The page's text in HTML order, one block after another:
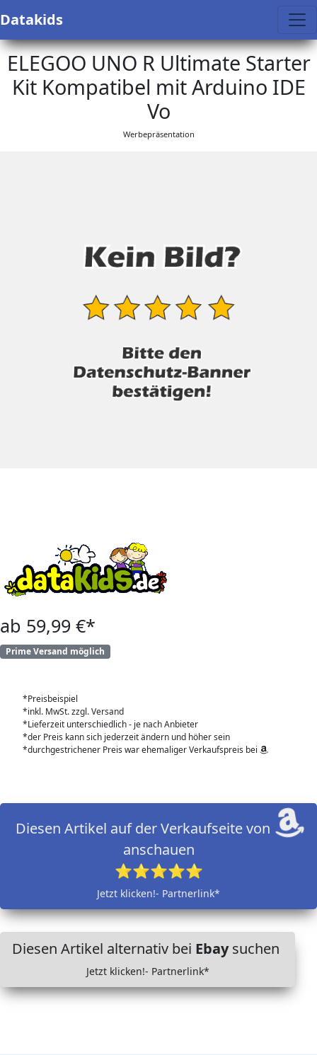
Datakids
ELEGOO UNO R Ultimate Starter
Kit Kompatibel mit Arduino IDE
Vo
Werbepräsentation
ab 59,99 €*
Prime Versand möglich
*Preisbeispiel
*inkl. MwSt. zzgl. Versand
*Lieferzeit unterschiedlich - je nach Anbieter
*der Preis kann sich jederzeit ändern und höher sein
*durchgestrichener Preis war ehemaliger Verkaufspreis bei
Diesen Artikel auf der Verkaufseite von
anschauen
⭐⭐⭐⭐⭐
Jetzt klicken!- Partnerlink*
Diesen Artikel alternativ bei Ebaysuchen
Jetzt klicken!- Partnerlink*